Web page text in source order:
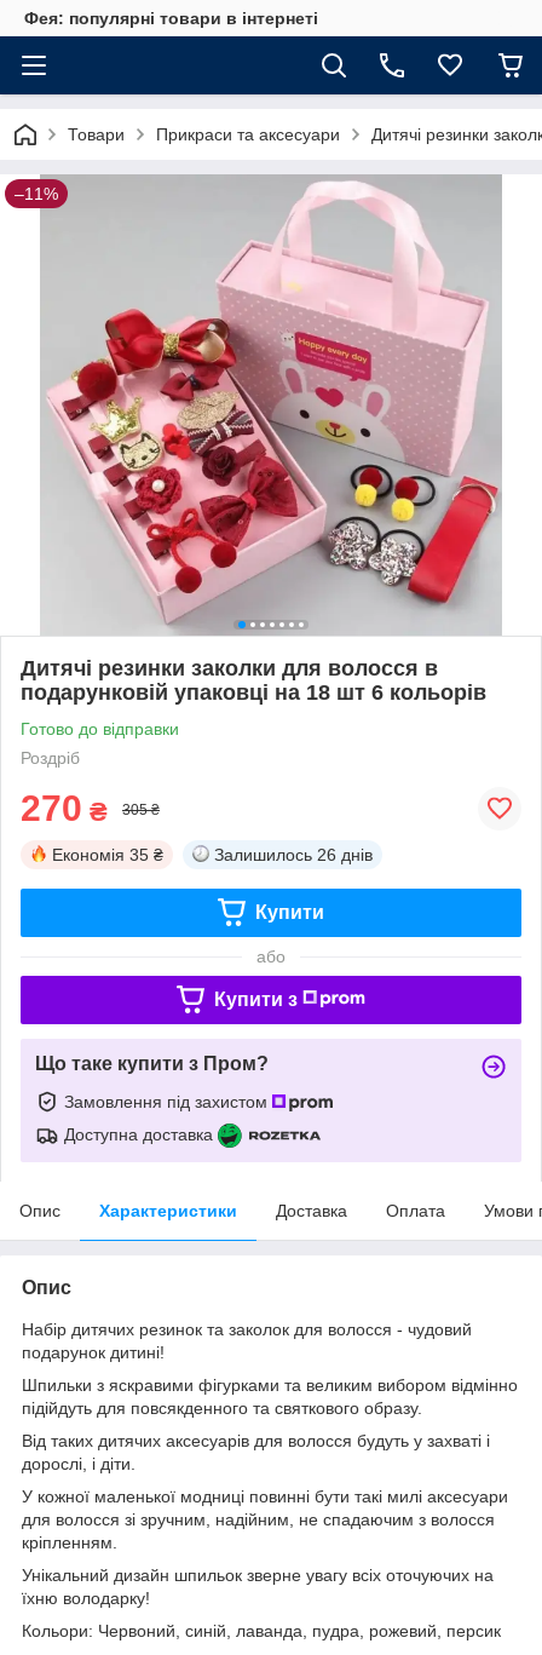
Фея: популярні товари в інтернеті
Товари Прикраси та аксесуари Дитячі резинки
–11%
Дитячі резинки заколки для волосся в
подарунковій упаковці на 18 шт 6 кольорів
Готово до відправки
Роздріб
270 ₴ 305 ₴
Економія 35 ₴ Залишилось 26 днів
Купити
або
Купити з
Що таке купити з Пром?
Замовлення під захистом
Доступна доставка
Опис Характеристики Доставка Оплата Умови
Опис
Набір дитячих резинок та заколок для волосся - чудовий
подарунок дитині!
Шпильки з яскравими фігурками та великим вибором відмінно
підійдуть для повсякденного та святкового образу.
Від таких дитячих аксесуарів для волосся будуть у захваті і
дорослі, і діти.
У кожної маленької модниці повинні бути такі милі аксесуари
для волосся зі зручним, надійним, не спадаючим з волосся
кріпленням.
Унікальний дизайн шпильок зверне увагу всіх оточуючих на
їхню володарку!
Кольори: Червоний, синій, лаванда, пудра, рожевий, персик